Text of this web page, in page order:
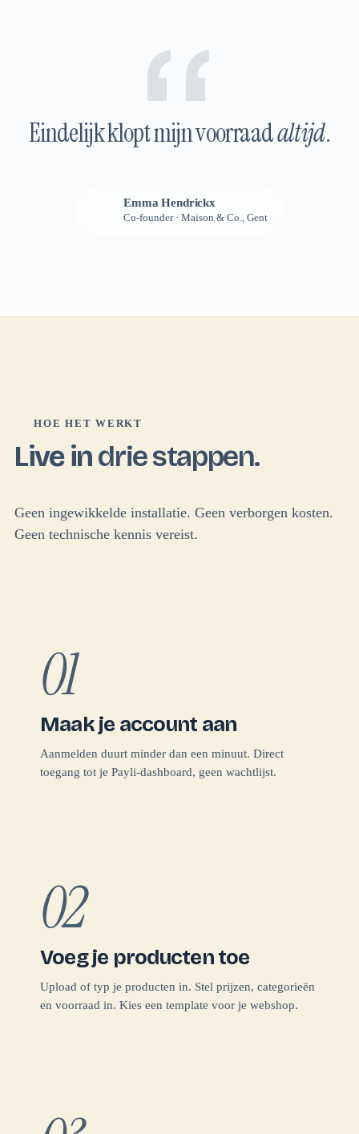
Eindelijk klopt mijn voorraadaltijd.
Emma Hendrickx
Co-founder · Maison & Co., Gent
HOE HET WERKT
Live indrie stappen.
Geen ingewikkelde installatie. Geen verborgen kosten.
Geen technische kennis vereist.
01
Maak je account aan
Aanmelden duurt minder dan een minuut. Direct
toegang tot je Payli-dashboard, geen wachtlijst.
02
Voeg je producten toe
Upload of typ je producten in. Stel prijzen, categorieën
en voorraad in. Kies een template voor je webshop.